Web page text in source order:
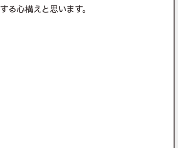
る心構えと思います。